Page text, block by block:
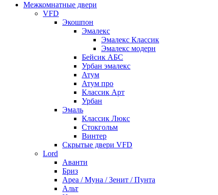
Межкомнатные двери
VFD
Экошпон
Эмалекс
Эмалекс Классик
Эмалекс модерн
Бейсик АБС
Урбан эмалекс
Атум
Атум про
Классик Арт
Урбан
Эмаль
Классик Люкс
Стокгольм
Винтер
Скрытые двери VFD
Lord
Аванти
Бриз
Ареа / Муна / Зенит / Пунта
Альт